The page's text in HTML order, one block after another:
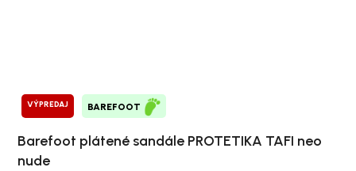
VÝPREDAJ BAREFOOT
Barefoot plátené sandále PROTETIKA TAFI neo
nude